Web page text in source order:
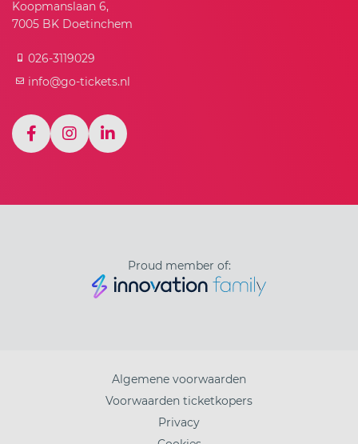
Koopmanslaan 6,
7005 BK Doetinchem
026-3119029
info@go-tickets.nl
Proud member of:
Algemene voorwaarden
Voorwaarden ticketkopers
Privacy